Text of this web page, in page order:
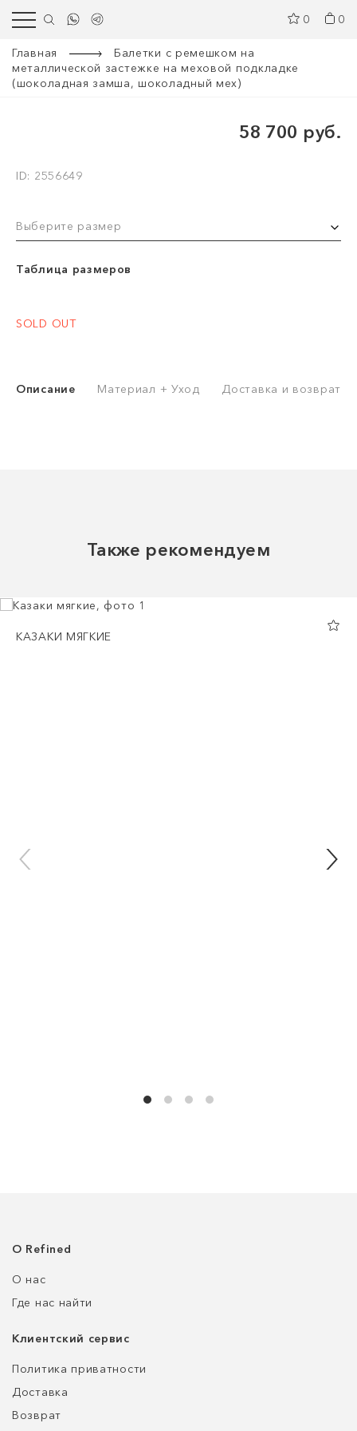
0 0
Главная
Балетки с ремешком на
металлической застежке на меховой подкладке
(шоколадная замша, шоколадный мех)
58 700 руб.
ID: 2556649
Выберите размер
Таблица размеров
SOLD OUT
Описание Материал + Уход Доставка и возврат
Также рекомендуем
КАЗАКИ МЯГКИЕ
О Refined
О нас
Где нас найти
Клиентский сервис
Политика приватности
Доставка
Возврат